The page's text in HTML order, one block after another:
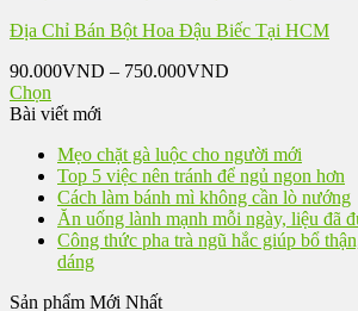
Địa Chỉ Bán Bột Hoa Đậu Biếc Tại HCM
90.000VND – 750.000VND
đến
750.000VND
Chọn
Sản
nhiều
biến
chọn
Bài viết mới
Mẹo chặt gà luộc cho người mới
Top 5 việc nên tránh để ngủ ngon hơn
Cách làm bánh mì không cần lò nướng
Ăn uống lành mạnh mỗi ngày, liệu đã
Công thức pha trà ngũ hắc giúp bổ
dáng
Sản phẩm Mới Nhất